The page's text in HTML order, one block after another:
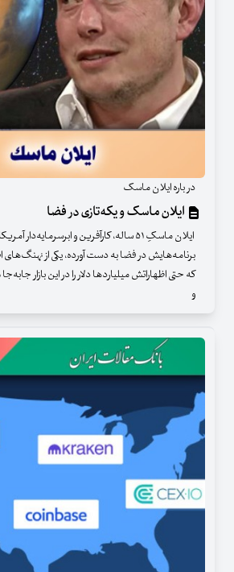
در باره ایلان ماسک
ایلان ماسک و یکه‌تازی در فضا
ایلان ماسکِ ۵۱ ساله، کارآفرین و
برنامه‌هایش در فضا به دست آورده، یکی از
که حتی اظهاراتش میلیاردها دلار را در این بازار
و